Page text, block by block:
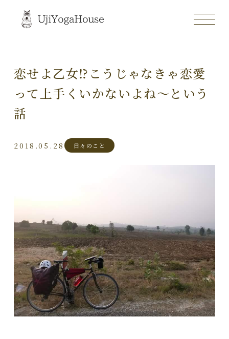
恋せよ乙女⁉こうじゃなきゃ恋愛
って上手くいかないよね～という
話
2018.05.28 日々のこと